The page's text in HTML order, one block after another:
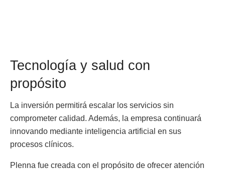
Tecnología y salud con
propósito
La inversión permitirá escalar los servicios sin
comprometer calidad. Además, la empresa continuará
innovando mediante inteligencia artificial en sus
procesos clínicos.
Plenna fue creada con el propósito de ofrecer atención